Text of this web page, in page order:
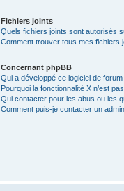
Fichiers joints
Quels fichiers joints sont autorisés
Comment trouver tous mes fichiers
Concernant phpBB
Qui a développé ce logiciel de forum
Pourquoi la fonctionnalité X n’est
Qui contacter pour les abus ou les
Comment puis-je contacter un